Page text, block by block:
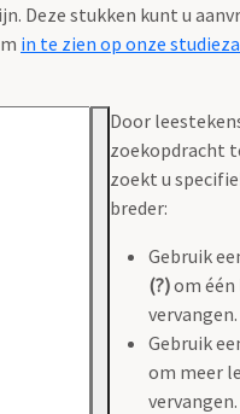
Deze stukken kunt u
in te zien op onze
Door
zoekopdracht
zoekt u
breder:
Gebruik
(?)om
vervangen.
Gebruik
om meer
vervangen.